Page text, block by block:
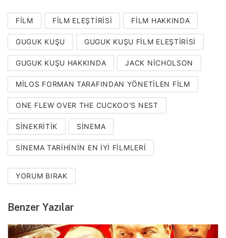
FILM FILM ELEŞTIRISI FILM HAKKINDA
GUGUK KUŞU GUGUK KUŞU FILM ELEŞTIRISI
GUGUK KUŞU HAKKINDA JACK NICHOLSON
MILOS FORMAN TARAFINDAN YÖNETILEN FILM
ONE FLEW OVER THE CUCKOO'S NEST
SINEKRITIK SINEMA
SINEMA TARIHININ EN IYI FILMLERI
YORUM BIRAK
Benzer Yazılar